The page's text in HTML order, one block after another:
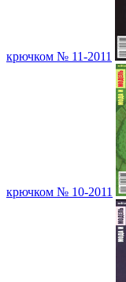
крючком № 11-2011
крючком № 10-2011